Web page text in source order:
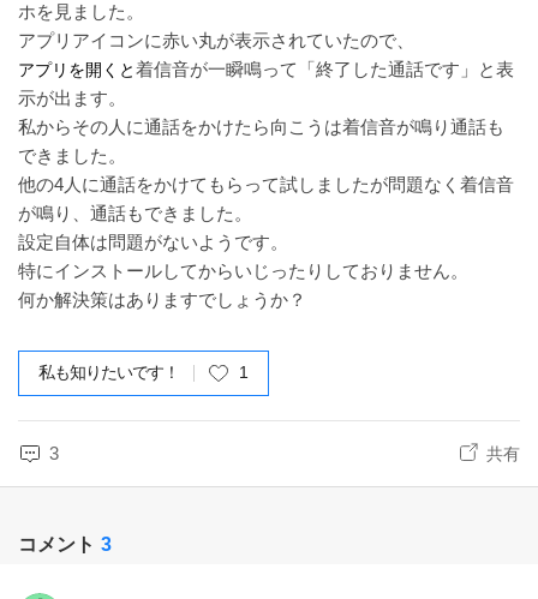
ホを見ました。
アプリアイコンに赤い丸が表示されていたので、
アプリを開くと着信音が一瞬鳴って「終了した通話です」と表
示が出ます。
私からその人に通話をかけたら向こうは着信音が鳴り通話も
できました。
他の4人に通話をかけてもらって試しましたが問題なく着信音
が鳴り、通話もできました。
設定自体は問題がないようです。
特にインストールしてからいじったりしておりません。
何か解決策はありますでしょうか？
私も知りたいです！ 1
3 共有
コメント 3